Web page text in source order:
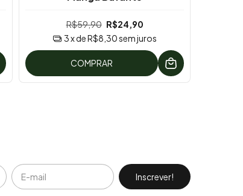
R$59,90 R$24,90
3x deR$8,30sem juros
COMPRAR